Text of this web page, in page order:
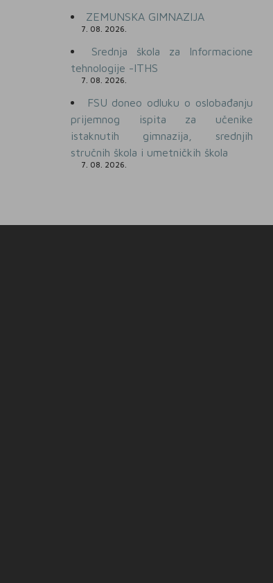
ZEMUNSKA GIMNAZIJA
7. 08. 2026.
Srednja škola za Informacione
tehnologije -ITHS
7. 08. 2026.
FSU doneo odluku o oslobađanju
prijemnog ispita za učenike
istaknutih gimnazija, srednjih
stručnih škola i umetničkih škola
7. 08. 2026.